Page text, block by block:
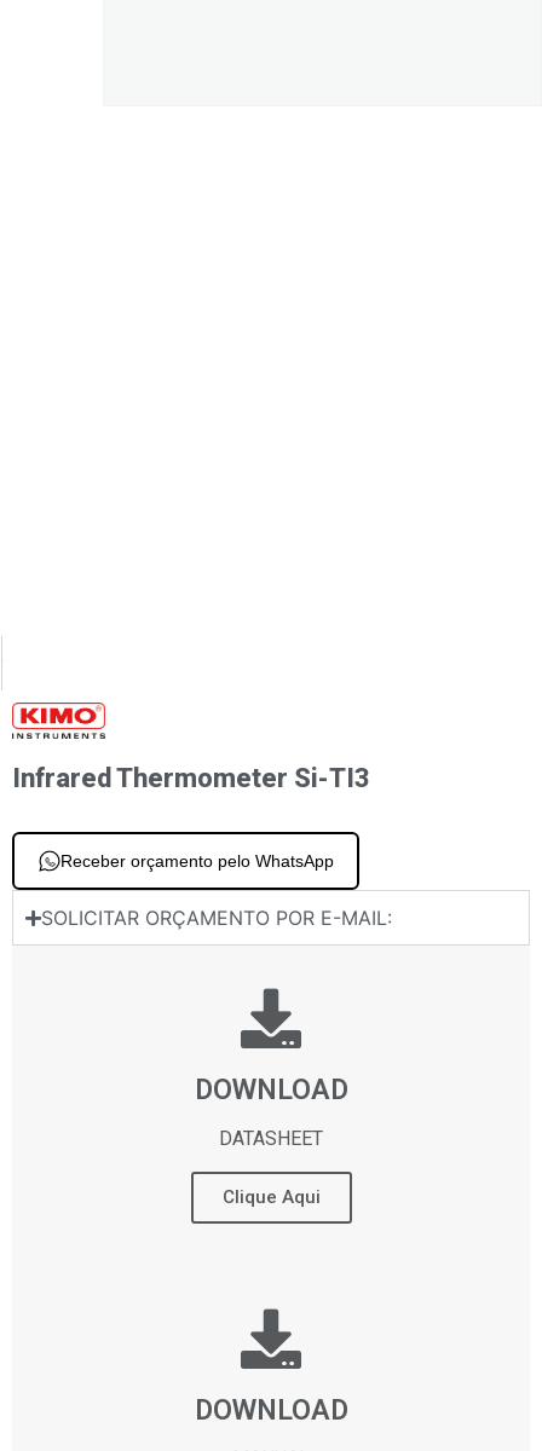
Infrared Thermometer Si-TI3
Receber orçamento pelo WhatsApp
SOLICITAR ORÇAMENTO POR E-MAIL:
DOWNLOAD
DATASHEET
Clique Aqui
DOWNLOAD